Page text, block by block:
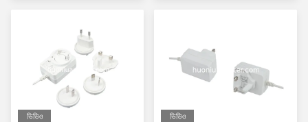
ভিডিও ভিডিও